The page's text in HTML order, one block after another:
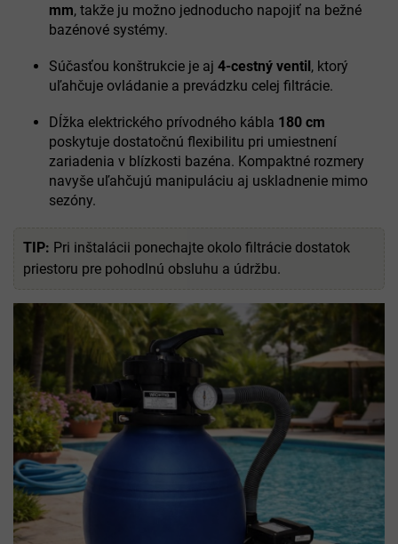
mm, takže ju možno jednoducho napojiť na bežné
bazénové systémy.
Súčasťou konštrukcie je aj 4-cestný ventil, ktorý
uľahčuje ovládanie a prevádzku celej filtrácie.
Dĺžka elektrického prívodného kábla 180 cm
poskytuje dostatočnú flexibilitu pri umiestnení
zariadenia v blízkosti bazéna. Kompaktné rozmery
navyše uľahčujú manipuláciu aj uskladnenie mimo
sezóny.
TIP: Pri inštalácii ponechajte okolo filtrácie dostatok
priestoru pre pohodlnú obsluhu a údržbu.